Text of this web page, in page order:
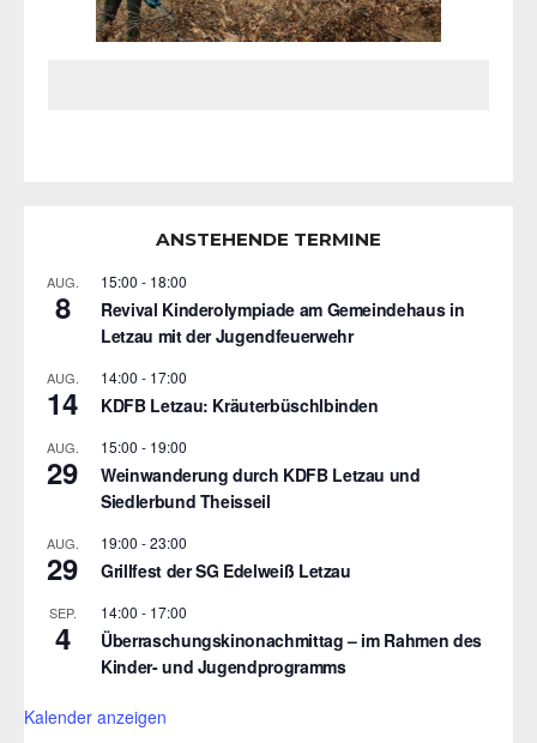
ANSTEHENDE TERMINE
AUG.
8
15:00 - 18:00
Revival Kinderolympiade am Gemeindehaus in
Letzau mit der Jugendfeuerwehr
AUG.
14
14:00 - 17:00
KDFB Letzau: Kräuterbüschlbinden
AUG.
29
15:00 - 19:00
Weinwanderung durch KDFB Letzau und
Siedlerbund Theisseil
AUG.
29
19:00 -23:00
Grillfest der SG Edelweiß Letzau
SEP.
4
14:00 - 17:00
Überraschungskinonachmittag – im Rahmen des
Kinder- und Jugendprogramms
Kalender anzeigen